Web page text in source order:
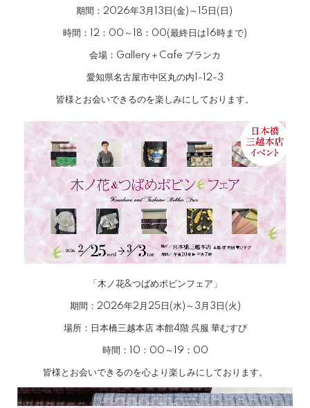
期間：2026年3月13日(金)～15日(日)
時間：12：00～18：00(最終日は16時まで)
会場：Gallery＋Cafe ブランカ
愛知県名古屋市中区丸の内1-12-3
皆様とお会いできるのを楽しみにしております。
「木ノ花&つばめボビンフェア」
期間：2026年2月25日(水)～3月3日(火)
場所：日本橋三越本店 本館4階 呉服 華むすび
時間：10：00～19：00
皆様とお会いできるのを心より楽しみにしております。